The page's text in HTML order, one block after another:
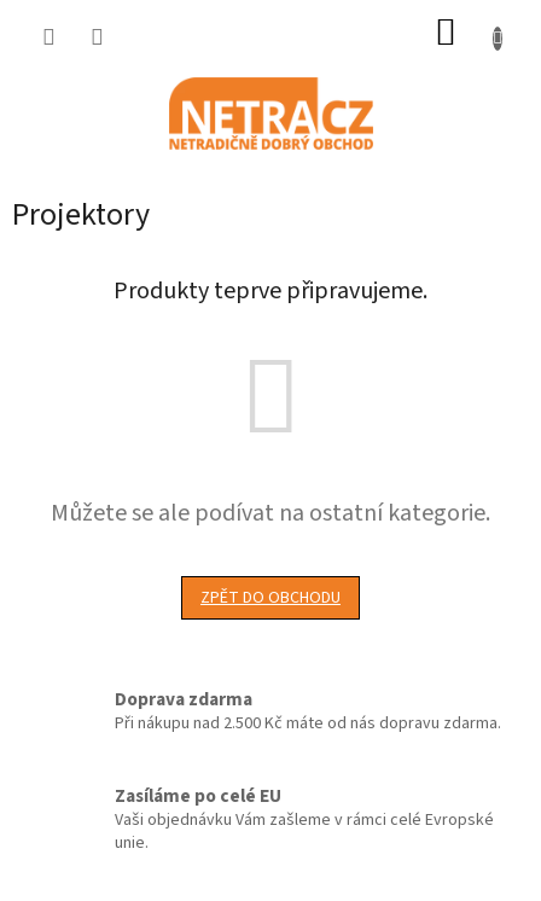
Projektory
Produkty teprve připravujeme.
Můžete se ale podívat na ostatní kategorie.
ZPĚT DO OBCHODU
Doprava zdarma
Při nákupu nad 2.500 Kč máte od nás dopravu zdarma.
Zasíláme po celé EU
Vaši objednávku Vám zašleme v rámci celé Evropské
unie.